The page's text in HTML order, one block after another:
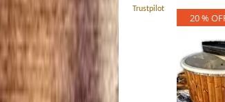
Trustpilot
20 %